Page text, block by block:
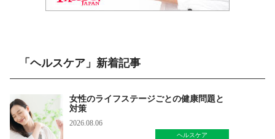
「ヘルスケア」新着記事
女性のライフステージごとの健康問題と
対策
2026.08.06
ヘルスケア